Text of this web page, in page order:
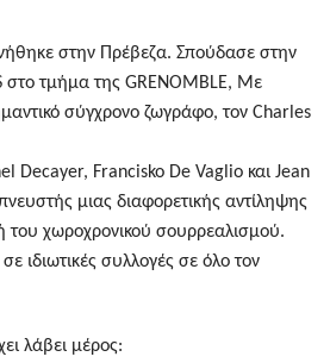
στην Πρέβεζα. Σπούδασε στην
στο τμήμα της GRENOMBLE, Με
σύγχρονο ζωγράφο, τον Charles
Decayer, Francisko De Vaglio και Jean
μιας διαφορετικής αντίληψης
του χωροχρονικού σουρρεαλισμού.
ιδιωτικές συλλογές σε όλο τον
λάβει μέρος: